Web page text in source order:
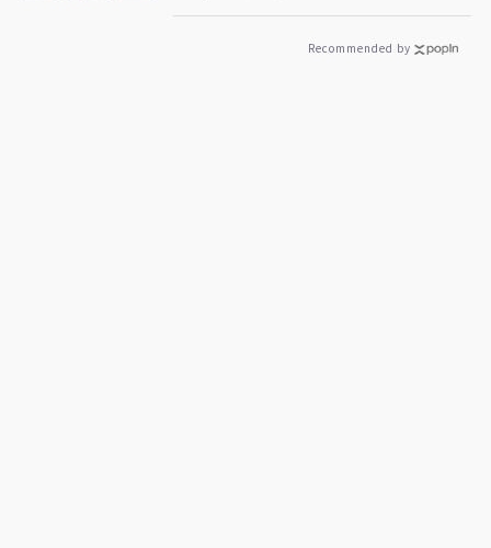
Recommended by